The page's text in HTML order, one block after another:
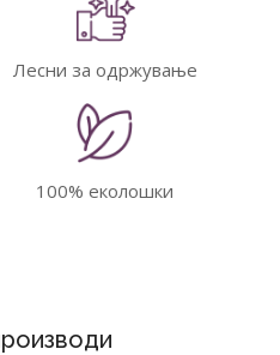
Лесни за одржување
100% еколошки